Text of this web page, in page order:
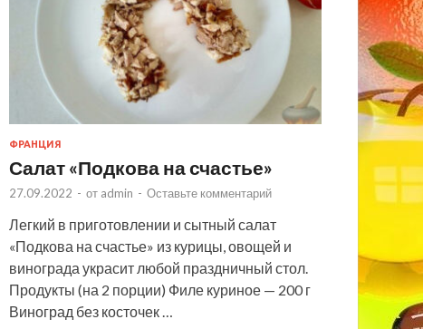
ФРАНЦИЯ
Салат «Подкова на счастье»
27.09.2022 - от admin - Оставьте комментарий
Легкий в приготовлении и сытный салат
«Подкова на счастье» из курицы, овощей и
винограда украсит любой праздничный стол.
Продукты (на 2 порции) Филе куриное — 200 г
Виноград без косточек …